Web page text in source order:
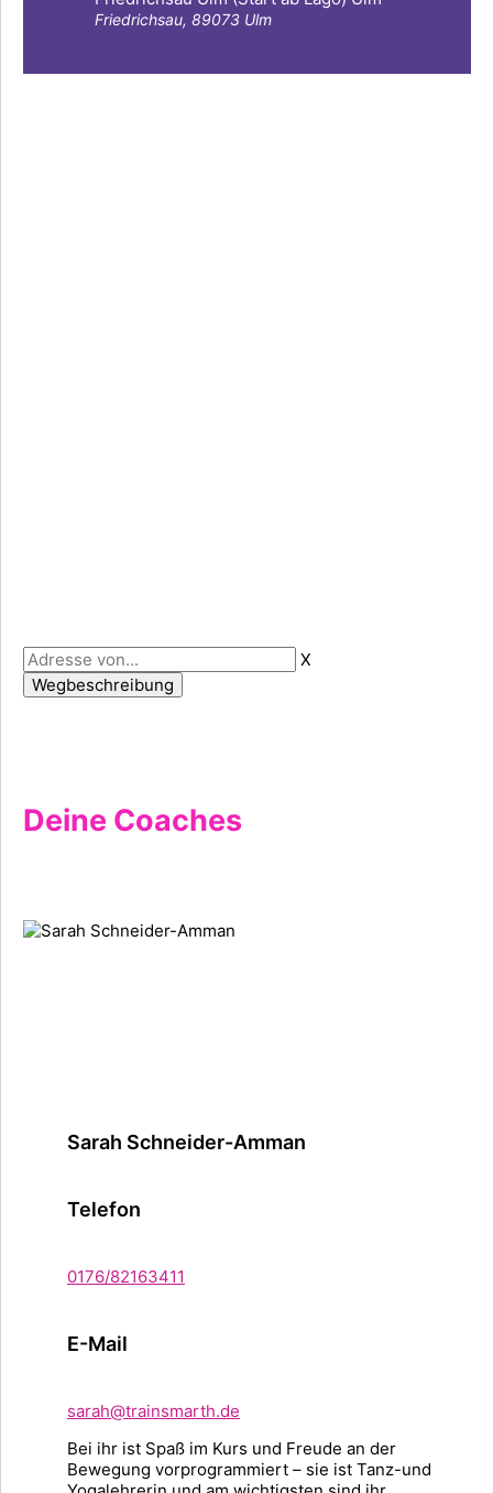
Friedrichsau, 89073 Ulm
X
Deine Coaches
Sarah Schneider-Amman
Telefon
0176/82163411
E-Mail
sarah@trainsmarth.de
Bei ihr ist Spaß im Kurs und Freude an der
Bewegung vorprogrammiert – sie ist Tanz-und